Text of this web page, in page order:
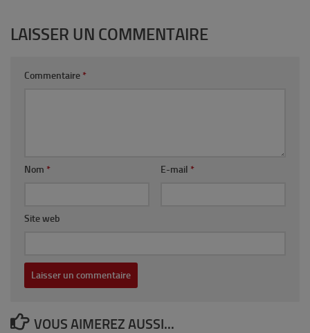
LAISSER UN COMMENTAIRE
Commentaire *
Nom * E-mail *
Site web
VOUS AIMEREZ AUSSI...